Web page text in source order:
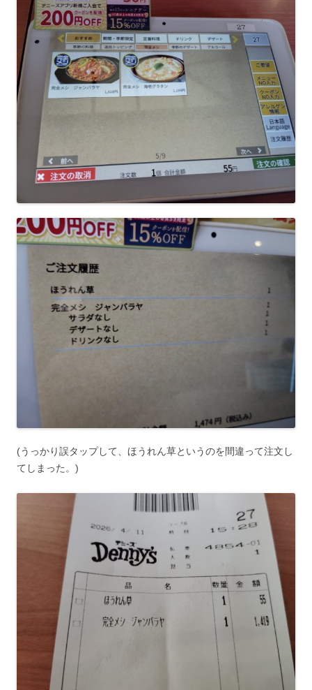
(うっかり誤タップして、ほうれん草というのを間違って注文し
てしまった。)